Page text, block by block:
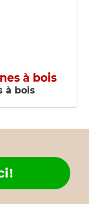
à bois
à bois